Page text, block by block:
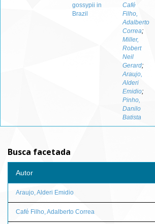
gossypii in
Brazil
Café
Filho,
Adalberto
Correa;
Miller,
Robert
Neil
Gerard;
Araujo,
Alderi
Emidio;
Pinho,
Danilo
Batista
Busca facetada
Autor
Araujo, Alderi Emidio
Café Filho, Adalberto Correa